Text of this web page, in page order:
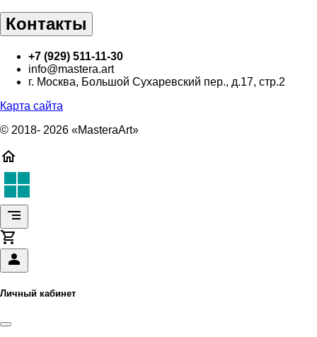
Контакты
+7 (929) 511-11-30
info@mastera.art
г. Москва, Большой Сухаревский пер., д.17, стр.2
Карта сайта
© 2018- 2026 «MasteraArt»
Личный кабинет